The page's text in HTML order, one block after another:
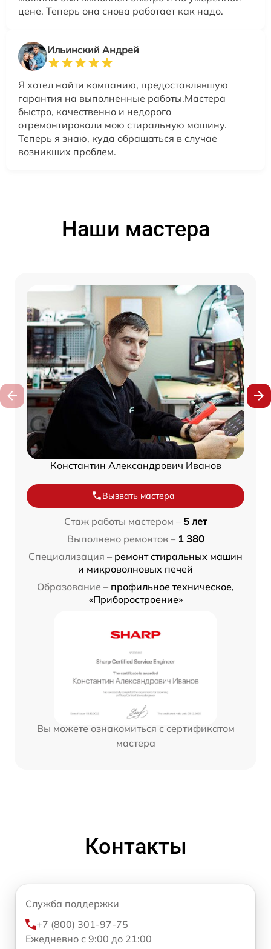
цене. Теперь она снова работает как надо.
Ильинский Андрей
Я хотел найти компанию, предоставлявшую
гарантия на выполненные работы.Мастера
быстро, качественно и недорого
отремонтировали мою стиральную машину.
Теперь я знаю, куда обращаться в случае
возникших проблем.
Наши мастера
Константин Александрович Иванов
Вызвать мастера
Стаж работы мастером – 5 лет
Выполнено ремонтов – 1 380
Специализация – ремонт стиральных машин
и микроволновых печей
Образование – профильное техническое,
«Приборостроение»
Вы можете ознакомиться с сертификатом
мастера
Контакты
Служба поддержки
+7 (800) 301-97-75
Ежедневно с 9:00 до 21:00